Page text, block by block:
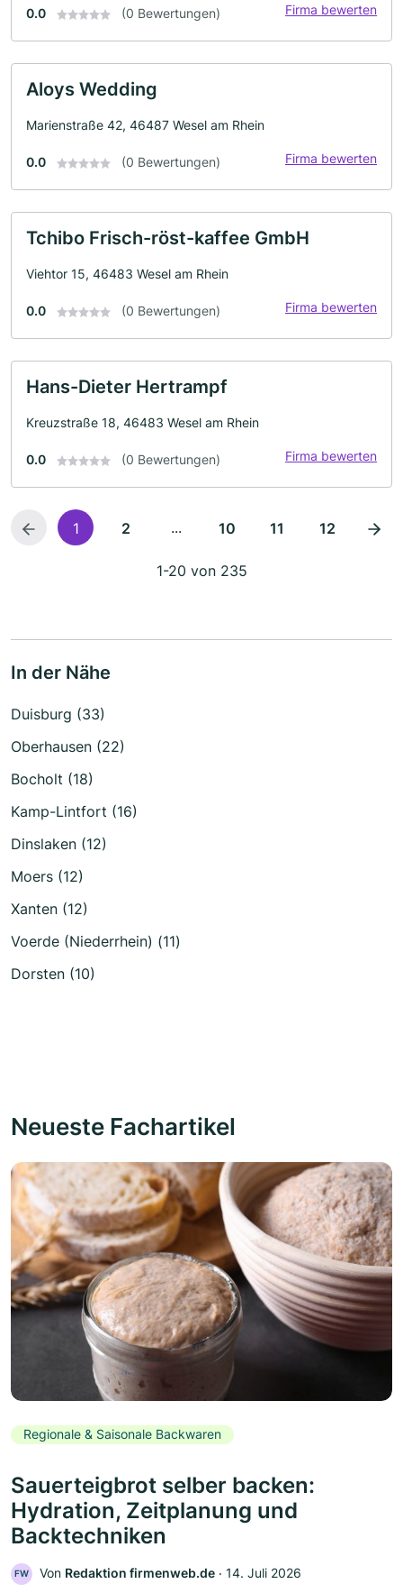
0.0 (0 Bewertungen) Firma bewerten
Aloys Wedding
Marienstraße 42, 46487 Wesel am Rhein
0.0 (0 Bewertungen) Firma bewerten
Tchibo Frisch-röst-kaffee GmbH
Viehtor 15, 46483 Wesel am Rhein
0.0 (0 Bewertungen) Firma bewerten
Hans-Dieter Hertrampf
Kreuzstraße 18, 46483 Wesel am Rhein
0.0 (0 Bewertungen) Firma bewerten
1 2 ... 10 11 12
1-20 von 235
In der Nähe
Duisburg (33)
Oberhausen (22)
Bocholt (18)
Kamp-Lintfort (16)
Dinslaken (12)
Moers (12)
Xanten (12)
Voerde (Niederrhein) (11)
Dorsten (10)
Neueste Fachartikel
Regionale & Saisonale Backwaren
Sauerteigbrot selber backen:
Hydration, Zeitplanung und
Backtechniken
FW Von Redaktion firmenweb.de ‧ 14. Juli 2026